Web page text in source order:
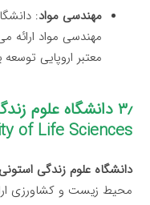
مهندسی مواد:
مهندسی مواد ارائه
معتبر اروپایی توسعه
of Life Sciences)
دانشگاه علوم زندگی استونی
محیط زیست و کشاورزی